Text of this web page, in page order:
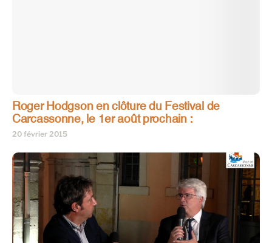
Roger Hodgson en clôture du Festival de
Carcassonne, le 1er août prochain :
20 février 2015